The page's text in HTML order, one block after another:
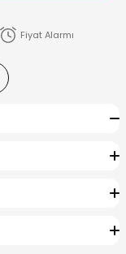
Fiyat Alarmı